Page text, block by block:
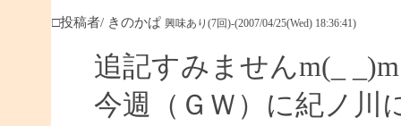
□投稿者/ きのかぱ 興味あり(7回)-(2007/04/25(Wed) 18:36:41)
追記すみませんm(_ _)m
今週（ＧＷ）に紀ノ川